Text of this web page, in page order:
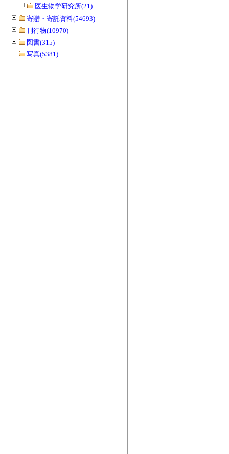
医生物学研究所(21)
寄贈・寄託資料(54693)
刊行物(10970)
図書(315)
写真(5381)